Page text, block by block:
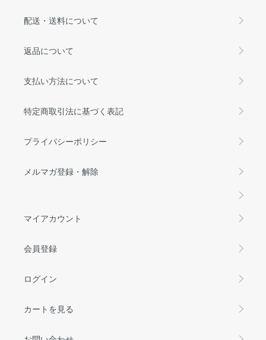
配送・送料について
返品について
支払い方法について
特定商取引法に基づく表記
プライバシーポリシー
メルマガ登録・解除
マイアカウント
会員登録
ログイン
カートを見る